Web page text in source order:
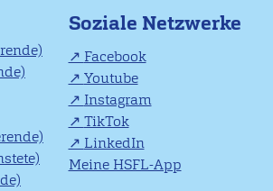
Soziale Netzwerke
Facebook
Youtube
Instagram
TikTok
LinkedIn
Meine HSFL-App